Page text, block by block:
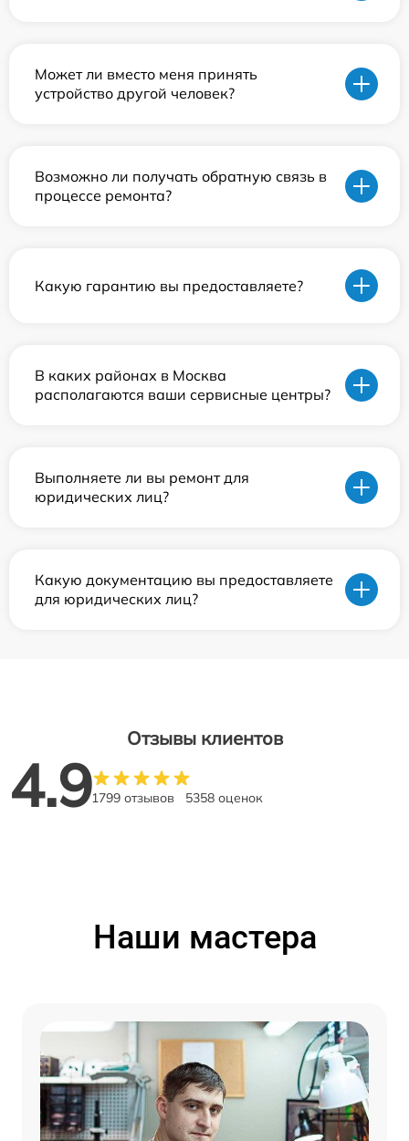
Может ли вместо меня принять
устройство другой человек?
Возможно ли получать обратную связь в
процессе ремонта?
Какую гарантию вы предоставляете?
В каких районах в Москва
располагаются ваши сервисные центры?
Выполняете ли вы ремонт для
юридических лиц?
Какую документацию вы предоставляете
для юридических лиц?
Отзывы клиентов
4.91799 отзывов 5358 оценок
Наши мастера